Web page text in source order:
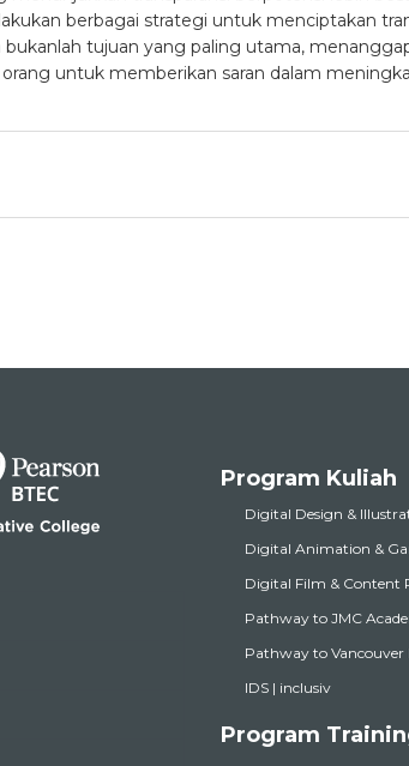
berbagai strategi untuk menciptakan
bukanlah tujuan yang paling utama,
untuk memberikan saran dalam
Program Kuliah
Digital Design &
Digital Animation &
Digital Film & Content
Pathway to JMC
Pathway to Vancouver
IDS | inclusiv
Program